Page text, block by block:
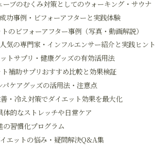
ブのむくみ対策としてのウォーキング・サウナ
功事例・ビフォーアフターと実践体験
のビフォーアフター事例（写真・動画解説）
気の専門家・インフルエンサー紹介と実践ヒント
トサプリ・健康グッズの有効活用法
補助サプリおすすめ比較と効果検証
ケアグッズの活用法・注意点
・冷え対策でダイエット効果を最大化
体的なストレッチや日常ケア
の習慣化プログラム
エットの悩み・疑問解決Q&A集